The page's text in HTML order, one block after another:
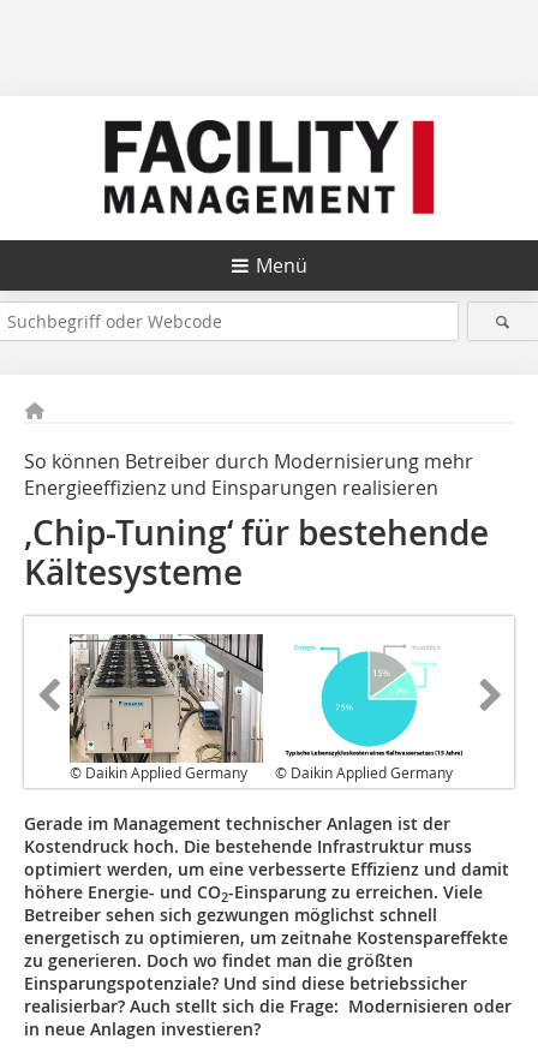
Menü
So können Betreiber durch Modernisierung mehr
Energieeffizienz und Einsparungen realisieren
‚Chip-Tuning‘ für ­bestehende
Kältesysteme
© Daikin Applied Germany © Daikin Applied Germany
Gerade im Management technischer Anlagen ist der
Kostendruck hoch. Die bestehende Infrastruktur muss
optimiert werden, um eine verbesserte Effi­zienz und damit
höhere Energie- und CO2-Einsparung zu erreichen. Viele
Betreiber sehen sich gezwungen möglichst schnell
energetisch zu optimieren, um zeitnahe Kostenspareffekte
zu generieren. Doch wo findet man die größten
Einsparungspotenziale? Und sind diese betriebssicher
realisierbar? Auch stellt sich die Frage: Modernisieren oder
in neue Anlagen investieren?